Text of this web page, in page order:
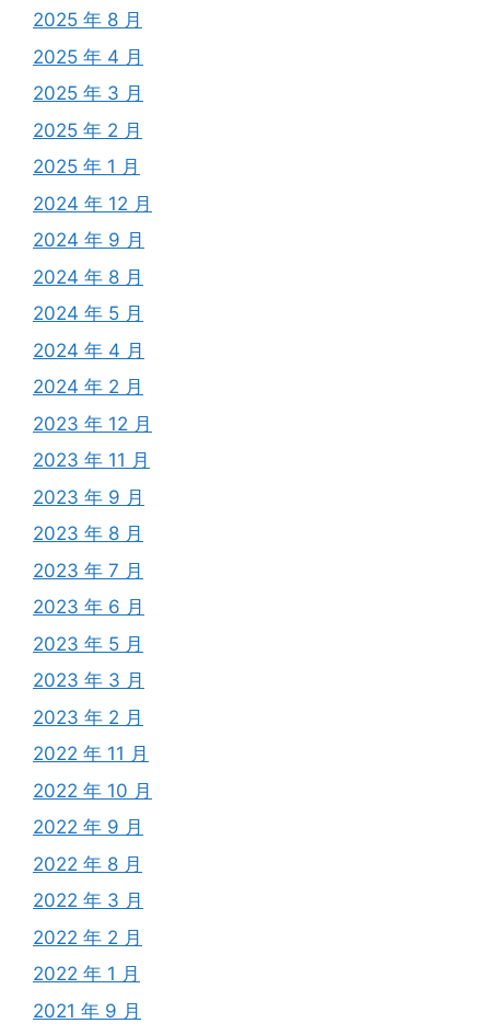
2025 年 8 月
2025 年 4 月
2025 年 3 月
2025 年 2 月
2025 年 1 月
2024 年 12 月
2024 年 9 月
2024 年 8 月
2024 年 5 月
2024 年 4 月
2024 年 2 月
2023 年 12 月
2023 年 11 月
2023 年 9 月
2023 年 8 月
2023 年 7 月
2023 年 6 月
2023 年 5 月
2023 年 3 月
2023 年 2 月
2022 年 11 月
2022 年 10 月
2022 年 9 月
2022 年 8 月
2022 年 3 月
2022 年 2 月
2022 年 1 月
2021 年 9 月